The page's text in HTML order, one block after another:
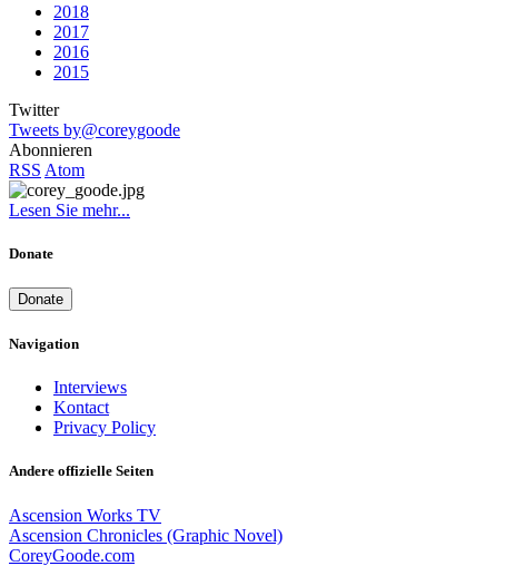
2018
2017
2016
2015
Twitter
Tweets by@coreygoode
Abonnieren
RSS Atom
Lesen Sie mehr...
Donate
Donate
Navigation
Interviews
Kontact
Privacy Policy
Andere offizielle Seiten
Ascension Works TV
Ascension Chronicles (Graphic Novel)
CoreyGoode.com